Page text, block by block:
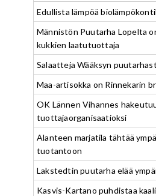
Edullista lämpöä
Männistön Puutarha Lopelta
kukkien laatutuottaja
Salaatteja Wääksyn
Maa-artisokka on Rinnekarin
OK Lännen Vihannes
tuottajaorganisaatioksi
Alanteen marjatila tähtää
tuotantoon
Lakstedtin puutarha elää
Kasvis-Kartano puhdistaa